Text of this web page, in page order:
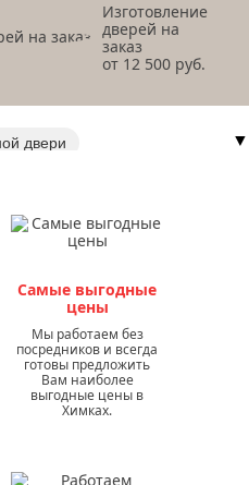
Изготовление
дверей на
заказ
от 12 500 руб.
двери
в квартире
дверей
ремонт деревянной двери
дверей
▼
Самые выгодные
цены
Мы работаем без
посредников и всегда
готовы предложить
Вам наиболее
выгодные цены в
Химках.